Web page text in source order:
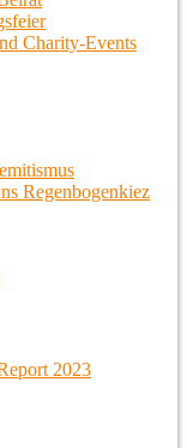
Charity-Events
Regenbogenkiez
2023